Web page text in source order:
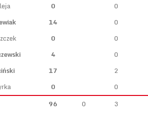
0
0
14 0
0
0
4
0
17 2
0
0
96 0 3